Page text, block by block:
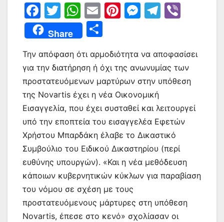
F
a
c
e
b
o
o
k
T
w
itt
er
W
h
at
s
A
p
p
E
m
ai
l
Pi
e
st
M
s
e
n
g
er
T
gr
a
m
Share
ρ
α
σ
τε
ίτ
ε
Την απόφαση ότι αρμοδιότητα να αποφασίσει
για την διατήρηση ή όχι της ανωνυμίας των
προστατευόμενων μαρτύρων στην υπόθεση
της Novartis έχει η νέα Οικονομική
Εισαγγελία, που έχει συσταθεί και λειτουργεί
υπό την εποπτεία του εισαγγελέα Εφετών
Χρήστου Μπαρδάκη έλαβε το Δικαστικό
Συμβούλιο του Ειδικού Δικαστηρίου (περί
ευθύνης υπουργών). «Και η νέα μεθόδευση
κάποιων κυβερνητικών κύκλων για παραβίαση
του νόμου σε σχέση με τους
προστατευόμενους μάρτυρες στη υπόθεση
Novartis, έπεσε στο κενό» σχολίασαν οι